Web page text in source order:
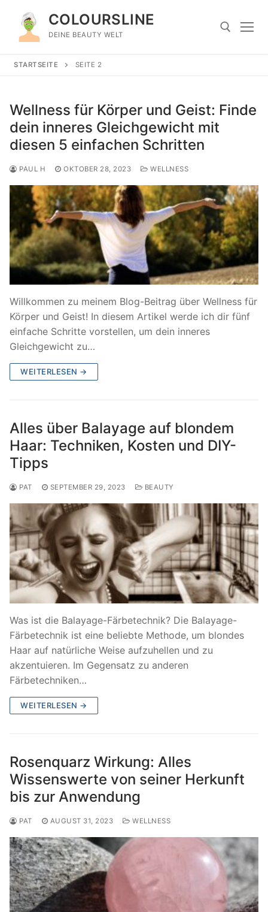
Inhalt
springen
COLOURSLINE
DEINE BEAUTY WELT
STARTSEITE SEITE 2
Wellness für Körper und Geist: Finde
dein inneres Gleichgewicht mit
diesen 5 einfachen Schritten
PAUL H OKTOBER 28, 2023 WELLNESS
Willkommen zu meinem Blog-Beitrag über Wellness für
Körper und Geist! In diesem Artikel werde ich dir fünf
einfache Schritte vorstellen, um dein inneres
Gleichgewicht zu…
WEITERLESEN →
Alles über Balayage auf blondem
Haar: Techniken, Kosten und DIY-
Tipps
PAT SEPTEMBER 29, 2023 BEAUTY
Was ist die Balayage-Färbetechnik? Die Balayage-
Färbetechnik ist eine beliebte Methode, um blondes
Haar auf natürliche Weise aufzuhellen und zu
akzentuieren. Im Gegensatz zu anderen
Färbetechniken…
WEITERLESEN →
Rosenquarz Wirkung: Alles
Wissenswerte von seiner Herkunft
bis zur Anwendung
PAT AUGUST 31, 2023 WELLNESS